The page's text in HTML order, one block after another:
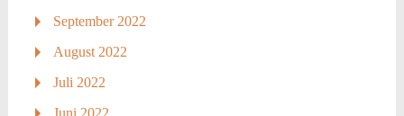
September 2022
August 2022
Juli 2022